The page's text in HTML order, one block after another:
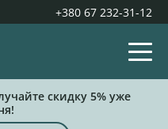
+380 67 232-31-12
скидку 5% уже